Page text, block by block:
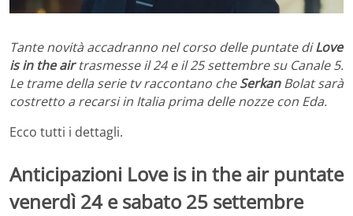
Tante novità accadranno nel corso delle puntate diLove
is in the airtrasmesse il 24 e il 25 settembre su Canale 5.
Le trame della serie tv raccontano cheSerkanBolat sarà
costretto a recarsi in Italia prima delle nozze con Eda.
Ecco tutti i dettagli.
Anticipazioni Love is in the air puntate
venerdì 24 e sabato 25 settembre